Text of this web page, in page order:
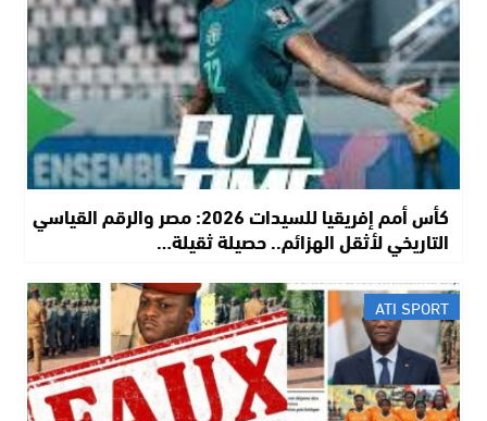
كأس أمم إفريقيا للسيدات 2026: مصر والرقم القياسي
التاريخي لأثقل الهزائم.. حصيلة ثقيلة…
ATI SPORT